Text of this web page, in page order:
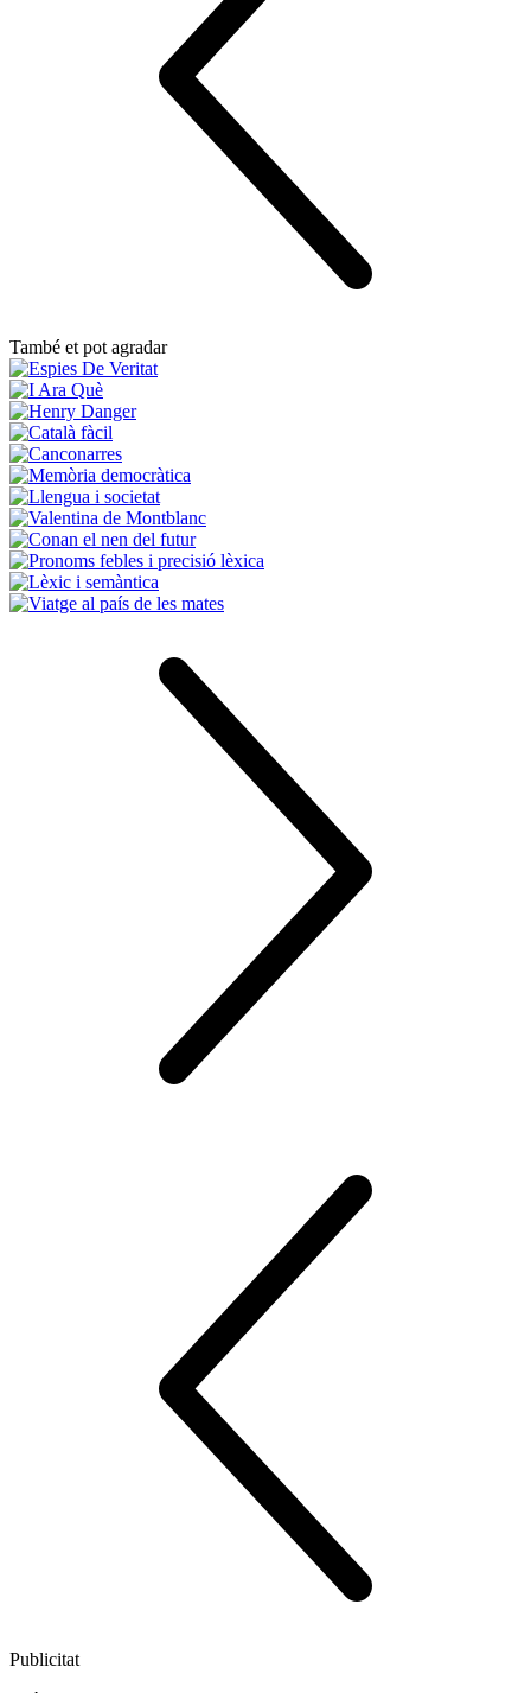
També et pot agradar
Publicitat